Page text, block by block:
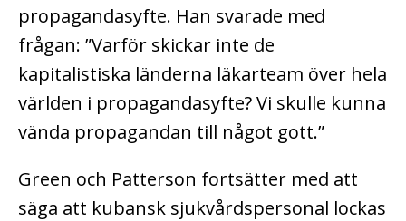
propagandasyfte. Han svarade med
frågan: ”Varför skickar inte de
kapitalistiska länderna läkarteam över hela
världen i propagandasyfte? Vi skulle kunna
vända propagandan till något gott.”
Green och Patterson fortsätter med att
säga att kubansk sjukvårdspersonal lockas